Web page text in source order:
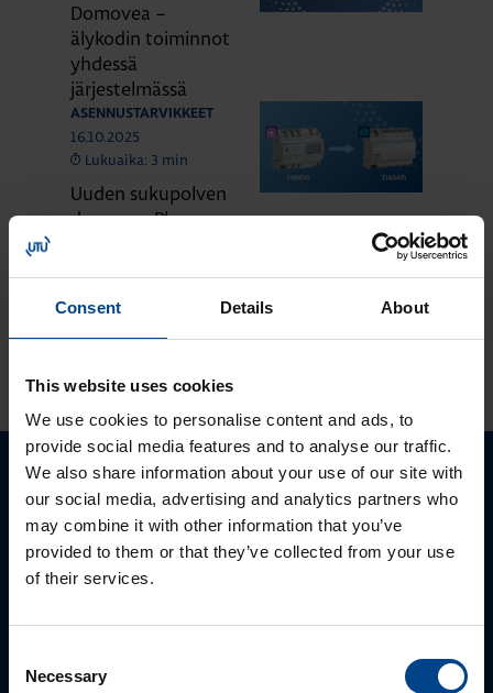
Consent Details About
This website uses cookies
We use cookies to personalise content and ads, to
provide social media features and to analyse our traffic.
We also share information about your use of our site with
our social media, advertising and analytics partners who
may combine it with other information that you’ve
provided to them or that they’ve collected from your use
of their services.
Selection
Necessary
Domovea –
älykodin toiminnot
yhdessä
järjestelmässä
ASENNUSTARVIKKEET
16.10.2025
Lukuaika: 3 min
Uuden sukupolven
domovea Plus
Ota yhteyttä!
Autamme mielellämme, jotta löydämme sinulle
parhaan ratkaisun. Otathan yhteyttä puhelimitse,